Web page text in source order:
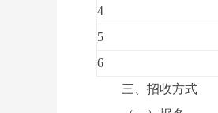
4
5
6
三、招收方式